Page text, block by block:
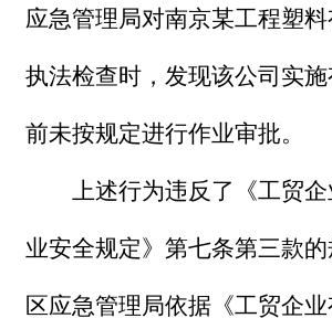
应急管理局对南京某工程塑
执法检查时，发现该公司实
前未按规定进行作业审批。
上述行为违反了《工贸
业安全规定》第七条第三款
区应急管理局依据《工贸企